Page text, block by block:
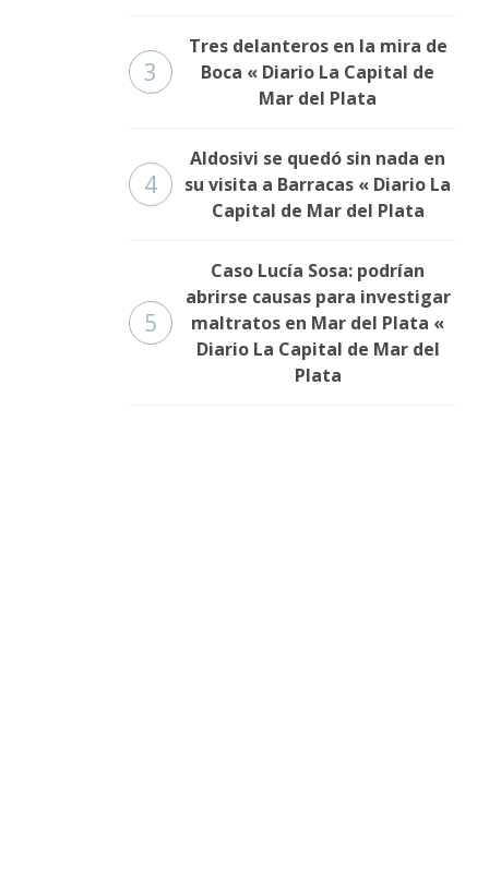
3
Tres delanteros en la mira de
Boca « Diario La Capital de
Mar del Plata
4
Aldosivi se quedó sin nada en
su visita a Barracas « Diario La
Capital de Mar del Plata
5
Caso Lucía Sosa: podrían
abrirse causas para investigar
maltratos en Mar del Plata «
Diario La Capital de Mar del
Plata